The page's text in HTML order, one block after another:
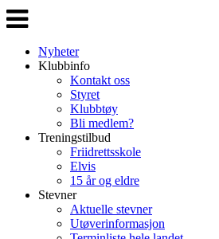
Veksle
navigasjon
Nyheter
Klubbinfo
Kontakt oss
Styret
Klubbtøy
Bli medlem?
Treningstilbud
Friidrettsskole
Elvis
15 år og eldre
Stevner
Aktuelle stevner
Utøverinformasjon